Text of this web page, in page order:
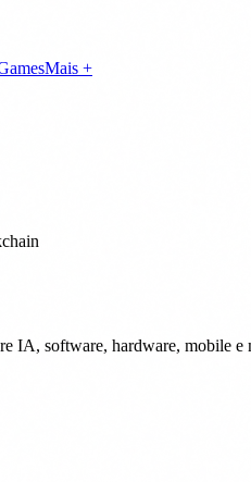
Mais +
IA, software, hardware, mobile